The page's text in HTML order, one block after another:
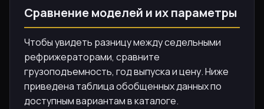
Сравнение моделей и их параметры
Чтобы увидеть разницу между седельными
рефрижераторами, сравните
грузоподъемность, год выпуска и цену. Ниже
приведена таблица обобщенных данных по
доступным вариантам в каталоге.